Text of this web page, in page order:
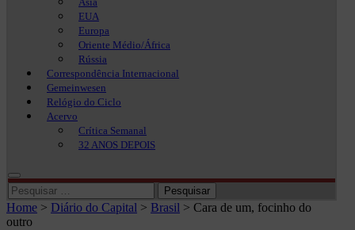
EUA
Europa
Oriente Médio/África
Rússia
Correspondência Internacional
Gemeinwesen
Relógio do Ciclo
Acervo
Crítica Semanal
32 ANOS DEPOIS
Pesquisar
por:
Home > Diário do Capital > Brasil > Cara de um, focinho do
outro